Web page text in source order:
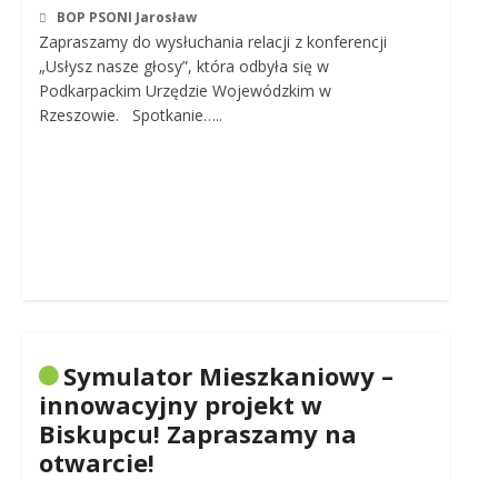
BOP PSONI Jarosław
Zapraszamy do wysłuchania relacji z konferencji
„Usłysz nasze głosy”, która odbyła się w
Podkarpackim Urzędzie Wojewódzkim w
Rzeszowie. Spotkanie…..
Symulator Mieszkaniowy –
innowacyjny projekt w
Biskupcu! Zapraszamy na
otwarcie!